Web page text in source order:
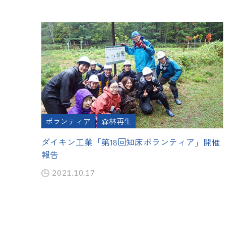
ボランティア 森林再生
ダイキン工業「第18回知床ボランティア」開催
報告
2021.10.17